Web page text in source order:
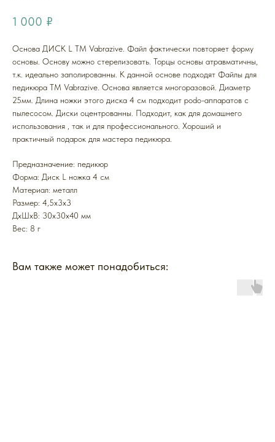
1 000 ₽
Основа ДИСК L ТМ Vabrazive. Файл фактически повторяет форму
основы. Основу можно стерелизовать. Торцы основы атравматичны,
т.к. идеально заполированны. К данной основе подходят Файлы для
педикюра ТМ Vabrazive. Основа является многоразовой. Диаметр
25мм. Длина ножки этого диска 4 см подходит podo-аппаратов c
пылесосом. Диски оцентрованны. Подходит, как для домашнего
использования , так и для профессионального. Хороший и
практичный подарок для мастера педикюра.
Предназначение: педикюр
Форма: Диск L ножка 4 см
Mатериал: металл
Размер: 4,5х3х3
ДxШxВ: 30x30x40 мм
Вес: 8 г
Вам также может понадобиться: